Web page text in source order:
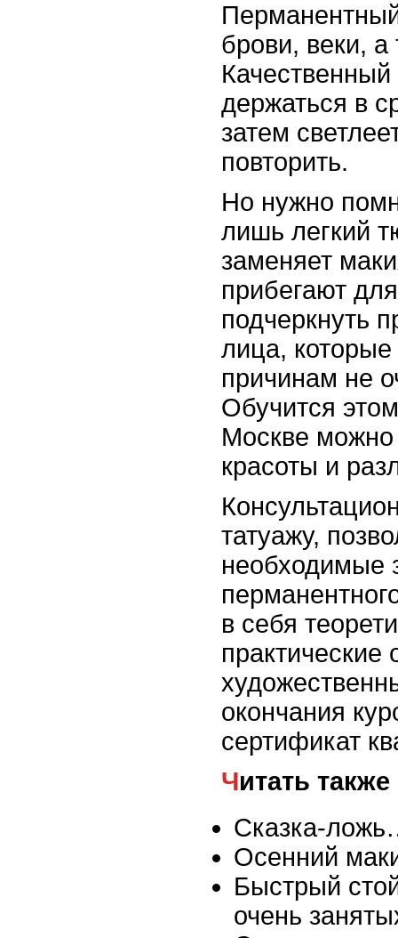
брови, веки, а
держаться в
затем
повторить.
Но нужно
лишь легкий
заменяет
прибегают
подчеркнуть
лица,
причинам не
Обучится
Москве можно
красоты и
татуажу,
необходимые
в себя
практические
окончания
сертификат
Читать также
Сказка-
Осенний
Быстрый
очень